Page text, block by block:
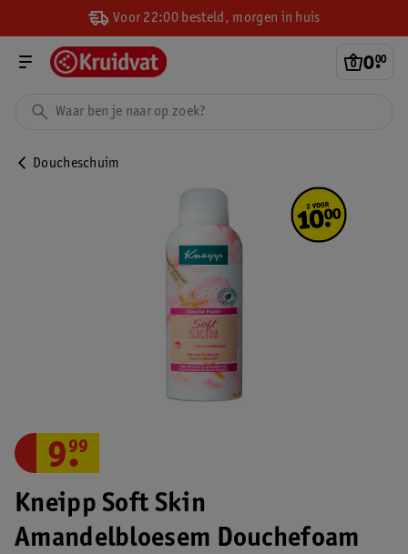
Voor 22:00 besteld, morgen in huis
0.
00
Doucheschuim
Kneipp Soft Skin
Amandelbloesem Douchefoam
9.
99